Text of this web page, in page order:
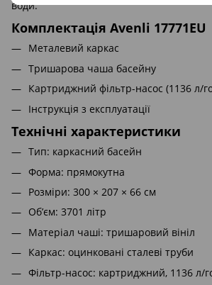
води.
Комплектація Avenli 17771EU
Металевий каркас
Тришарова чаша басейну
Картриджний фільтр-насос (1136 л/
Інструкція з експлуатації
Технічні характеристики
Тип: каркасний басейн
Форма: прямокутна
Розміри: 300 × 207 × 66 см
Об’єм: 3701 літр
Матеріал чаші: тришаровий вініл
Каркас: оцинковані сталеві труби
Фільтр-насос: картриджний, 1136 л/